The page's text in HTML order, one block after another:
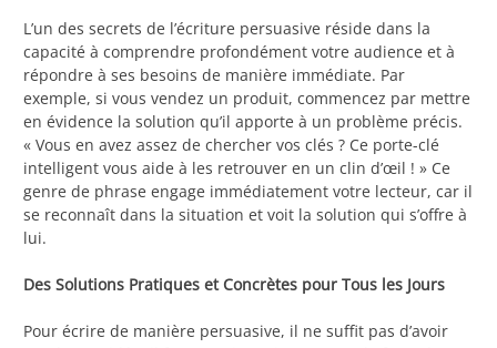
L’un des secrets de l’écriture persuasive réside dans la
capacité à comprendre profondément votre audience et à
répondre à ses besoins de manière immédiate. Par
exemple, si vous vendez un produit, commencez par mettre
en évidence la solution qu’il apporte à un problème précis.
« Vous en avez assez de chercher vos clés ? Ce porte-clé
intelligent vous aide à les retrouver en un clin d’œil ! » Ce
genre de phrase engage immédiatement votre lecteur, car il
se reconnaît dans la situation et voit la solution qui s’offre à
lui.
Des Solutions Pratiques et Concrètes pour Tous les Jours
Pour écrire de manière persuasive, il ne suffit pas d’avoir